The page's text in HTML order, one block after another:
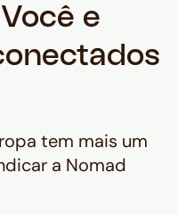
e
tem mais um
a Nomad